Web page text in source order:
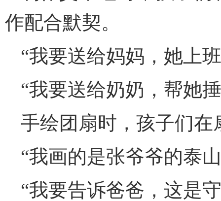
作配合默契。
“我要送给妈妈，她上
“我要送给奶奶，帮她
手绘团扇时，孩子们
“我画的是张爷爷的泰
“我要告诉爸爸，这是